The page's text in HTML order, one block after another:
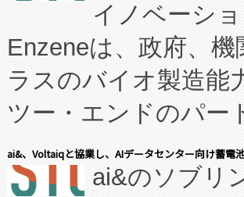
イノベーシ
Enzeneは、政府、
ラスのバイオ製造能
ツー・エンドのパ
表しました。 同社
manufacturing™
ai&、Voltaiqと協業し、AIデータセンター向け蓄電
ai&のソブリ